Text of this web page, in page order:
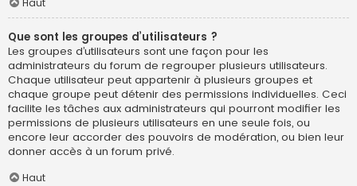
Haut
Que sont les groupes d’utilisateurs ?
Les groupes d’utilisateurs sont une façon pour les
administrateurs du forum de regrouper plusieurs utilisateurs.
Chaque utilisateur peut appartenir à plusieurs groupes et
chaque groupe peut détenir des permissions individuelles. Ceci
facilite les tâches aux administrateurs qui pourront modifier les
permissions de plusieurs utilisateurs en une seule fois, ou
encore leur accorder des pouvoirs de modération, ou bien leur
donner accès à un forum privé.
Haut